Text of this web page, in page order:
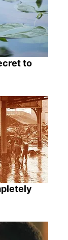
to